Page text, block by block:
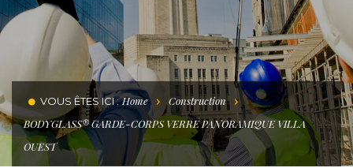
VOUS ÊTES ICI : Home
Construction
BODYGLASS® GARDE-CORPS VERRE PANORAMIQUE VILLA
OUEST